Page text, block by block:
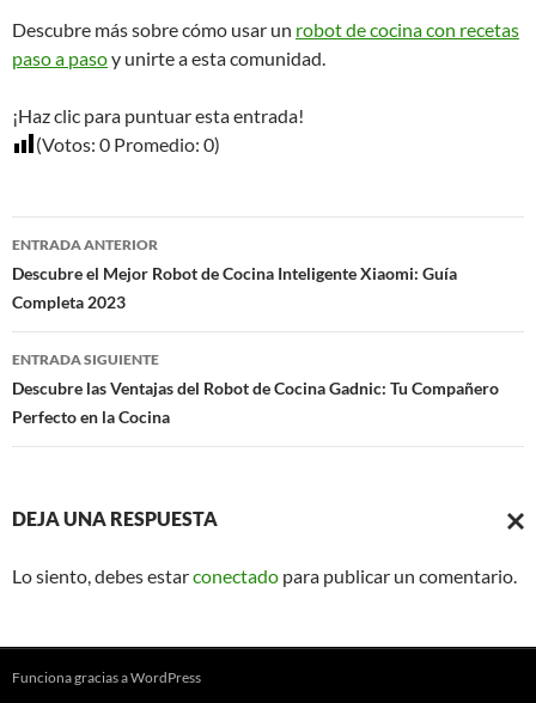
Descubre más sobre cómo usar un robot de cocina con recetas
paso a pasoy unirte a esta comunidad.
¡Haz clic para puntuar esta entrada!
(Votos: 0 Promedio: 0)
Navegación
de
entradas
ENTRADA ANTERIOR
Descubre el Mejor Robot de Cocina Inteligente Xiaomi: Guía
Completa 2023
ENTRADA SIGUIENTE
Descubre las Ventajas del Robot de Cocina Gadnic: Tu Compañero
Perfecto en la Cocina
DEJA UNA RESPUESTA
LA
Lo siento, debes estarconectado para publicar un comentario.
Funciona gracias a WordPress